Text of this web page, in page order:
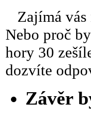
Zajímá vás
Nebo proč
hory 30
dozvíte
Závěr